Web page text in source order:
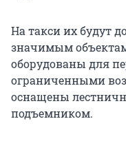
На такси их будут
значимым
оборудованы для
ограниченными
оснащены
подъемником.